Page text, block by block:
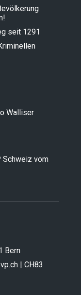
seit 1291
Walliser
Schweiz vom
Bern
| CH83